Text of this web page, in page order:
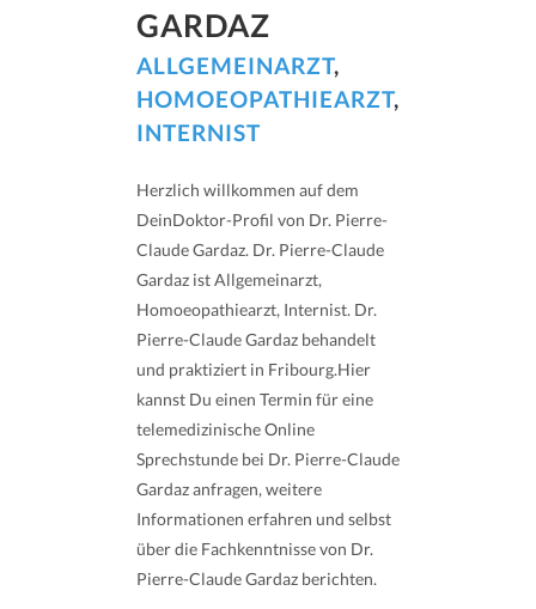
GARDAZ
ALLGEMEINARZT,
HOMOEOPATHIEARZT,
INTERNIST
Herzlich willkommen auf dem
DeinDoktor-Profil von Dr. Pierre-
Claude Gardaz. Dr. Pierre-Claude
Gardaz ist Allgemeinarzt,
Homoeopathiearzt, Internist. Dr.
Pierre-Claude Gardaz behandelt
und praktiziert in Fribourg.Hier
kannst Du einen Termin für eine
telemedizinische Online
Sprechstunde bei Dr. Pierre-Claude
Gardaz anfragen, weitere
Informationen erfahren und selbst
über die Fachkenntnisse von Dr.
Pierre-Claude Gardaz berichten.